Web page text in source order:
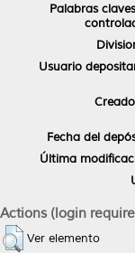
Palabras
Usuario
Fecha del
Última
Actions (login
Ver elemento